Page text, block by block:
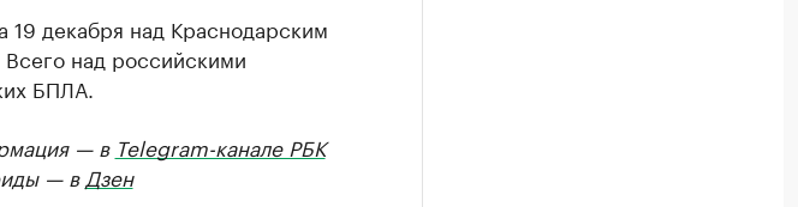
19 декабря над Краснодарским
над российскими
БПЛА.
— в Telegram-канале РБК
— в Дзен